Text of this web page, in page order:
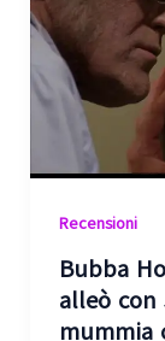
Recensioni
Bubba
alleò con
mummia